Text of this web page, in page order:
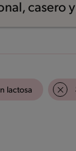
casero y
lactosa